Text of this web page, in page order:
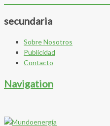
secundaria
Sobre Nosotros
Publicidad
Contacto
Navigation